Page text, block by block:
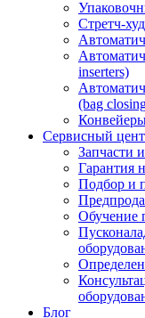
Стретч-
inserters)
(bag
Сервисный
Запчасти
Гарантия
Подбор и
Обучение
Блог